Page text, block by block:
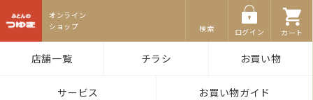
検索 ログイン カート
店舗一覧 チラシ お買い物
サービス お買い物ガイド
敷き布団